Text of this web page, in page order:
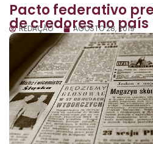
Pacto federativo
de credores no país
REDAÇÃO AGOSTO 28, 2019